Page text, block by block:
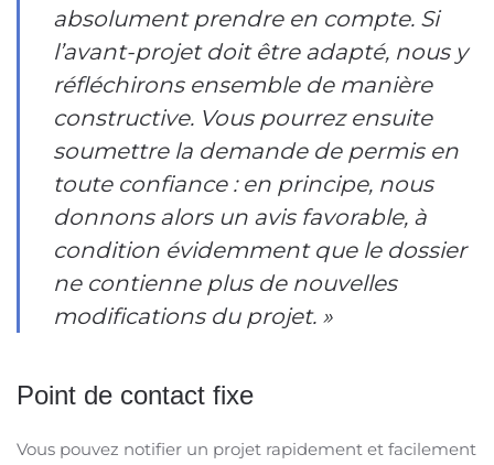
absolument prendre en compte. Si
l’avant-projet doit être adapté, nous y
réfléchirons ensemble de manière
constructive. Vous pourrez ensuite
soumettre la demande de permis en
toute confiance : en principe, nous
donnons alors un avis favorable, à
condition évidemment que le dossier
ne contienne plus de nouvelles
modifications du projet. »
Point de contact fixe
Vous pouvez notifier un projet rapidement et facilement